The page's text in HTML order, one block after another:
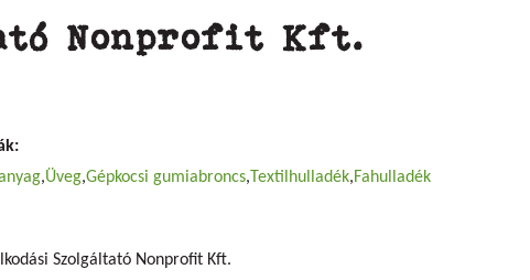
Nonprofit Kft.
Üveg Gépkocsi gumiabroncs Textilhulladék Fahulladék
Szolgáltató Nonprofit Kft.